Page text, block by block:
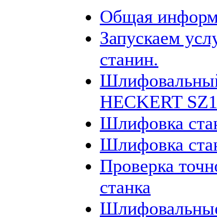
Общая
Запускаем
станин.
HECKERT
Шлифовка
Шлифовка
Проверка
станка